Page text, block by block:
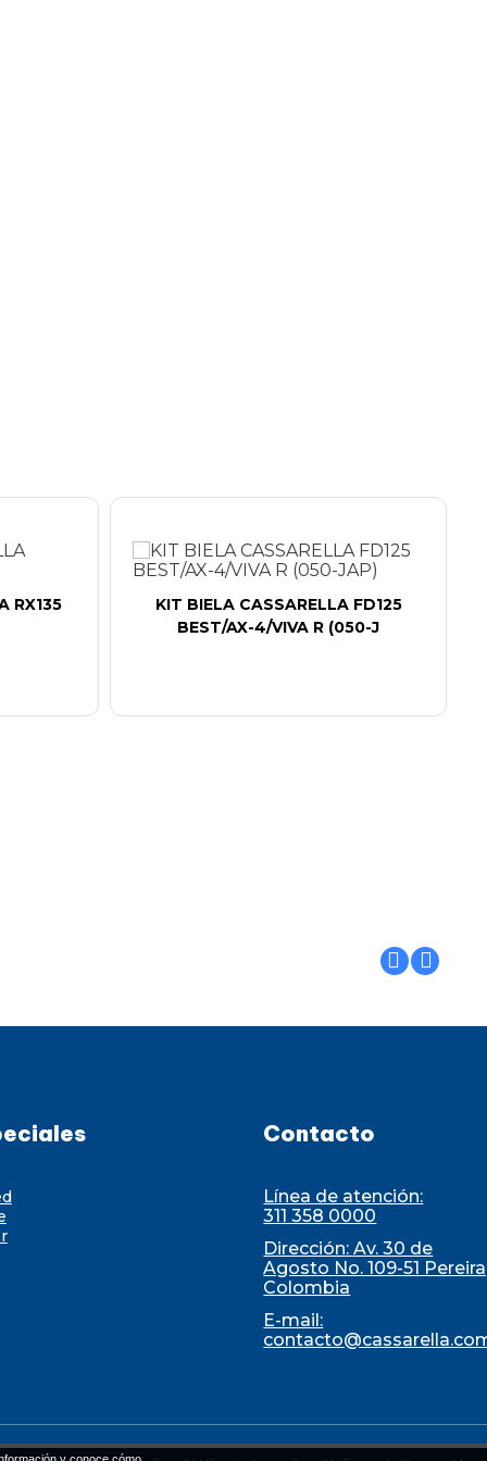
RX135
KIT BIELA CASSARELLA FD125
BEST/AX-4/VIVA R (050-J
Contacto
Línea de atención:
311 358 0000
Dirección: Av. 30 de
Agosto No. 109-51
Colombia
E-mail: